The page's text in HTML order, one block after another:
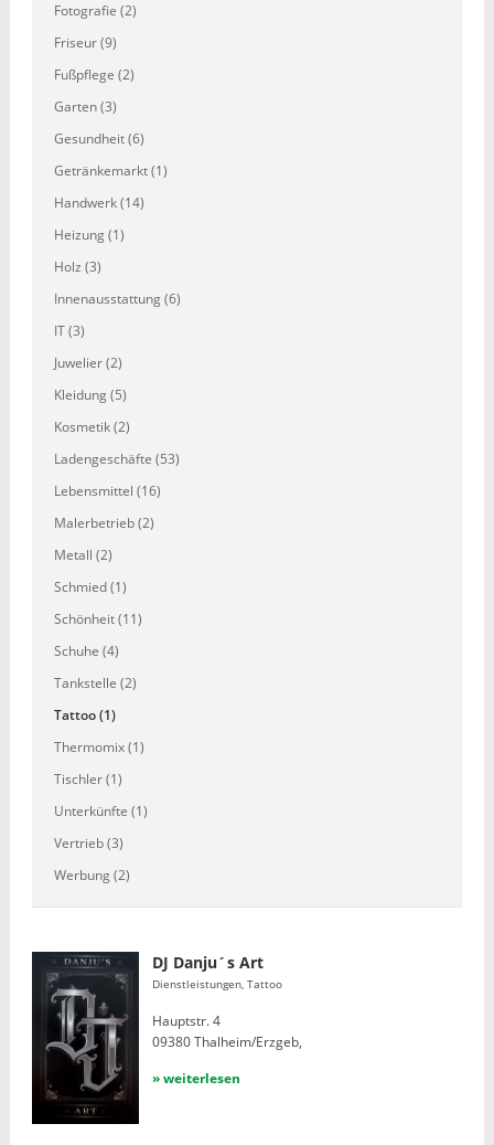
Fotografie (2)
Friseur (9)
Fußpflege (2)
Garten (3)
Gesundheit (6)
Getränkemarkt (1)
Handwerk (14)
Heizung (1)
Holz (3)
Innenausstattung (6)
IT (3)
Juwelier (2)
Kleidung (5)
Kosmetik (2)
Ladengeschäfte (53)
Lebensmittel (16)
Malerbetrieb (2)
Metall (2)
Schmied (1)
Schönheit (11)
Schuhe (4)
Tankstelle (2)
Tattoo (1)
Thermomix (1)
Tischler (1)
Unterkünfte (1)
Vertrieb (3)
Werbung (2)
DJ Danju´s Art
Dienstleistungen, Tattoo
Hauptstr. 4
09380 Thalheim/Erzgeb,
» weiterlesen